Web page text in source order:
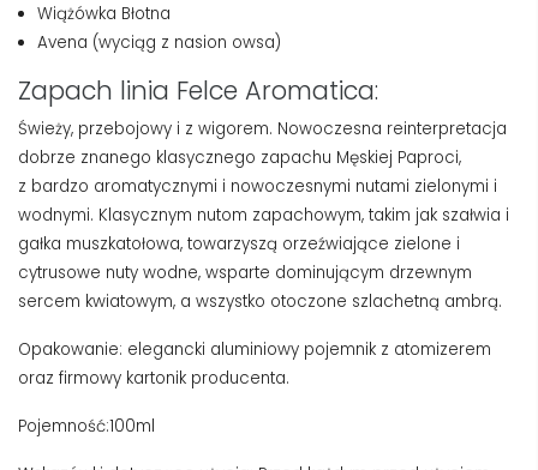
Wiążówka Błotna
Avena (wyciąg z nasion owsa)
Zapach linia Felce Aromatica:
Świeży, przebojowy i z wigorem. Nowoczesna reinterpretacja
dobrze znanego klasycznego zapachu Męskiej Paproci,
z bardzo aromatycznymi i nowoczesnymi nutami zielonymi i
wodnymi. Klasycznym nutom zapachowym, takim jak szałwia i
gałka muszkatołowa, towarzyszą orzeźwiające zielone i
cytrusowe nuty wodne, wsparte dominującym drzewnym
sercem kwiatowym, a wszystko otoczone szlachetną ambrą.
Opakowanie: elegancki aluminiowy pojemnik z atomizerem
oraz firmowy kartonik producenta.
Pojemność:100ml